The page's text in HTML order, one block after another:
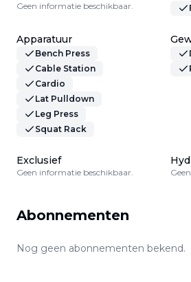
Geen informatie beschikbaar.
Apparatuur
Bench Press
Cable Station
Cardio
Lat Pulldown
Leg Press
Squat Rack
Exclusief
Geen informatie beschikbaar.
Abonnementen
Nog geen abonnementen bekend.